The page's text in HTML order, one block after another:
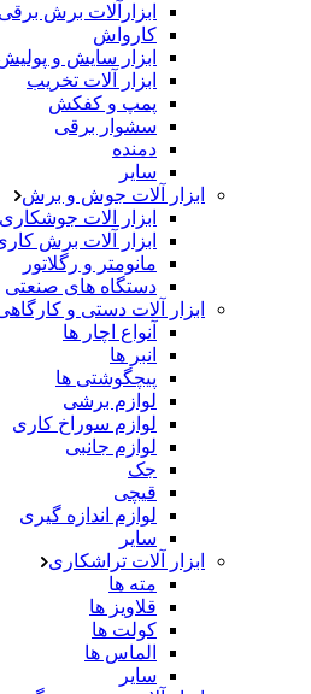
ابزارآلات برش برقی
کارواش
ابزار سایش و
ابزار آلات تخریب
پمپ و کفکش
سشوار برقی
دمنده
سایر
ابزار آلات جوش و برش
ابزار الات جوشکاری
ابزار آلات برش
مانومتر و رگلاتور
دستگاه های صنعتی
ابزار آلات دستی و
آنواع اچار ها
انبر ها
پیچگوشتی ها
لوازم برشی
لوازم سوراخ کاری
لوازم جانبی
جک
قیچی
لوازم اندازه گیری
سایر
ابزار آلات تراشکاری
مته ها
قلاویز ها
کولت ها
الماس ها
سایر